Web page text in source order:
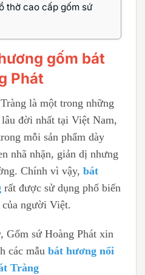
thờ cao cấp gốm sứ
gốm bát
Phát
là một trong những
đời nhất tại Việt Nam,
mỗi sản phẩm dày
nhã nhặn, giản dị nhưng
Chính vì vậy, bát
rất được sử dụng phổ biến
người Việt.
Gốm sứ Hoàng Phát xin
các mẫu bát hương nổi
Tràng